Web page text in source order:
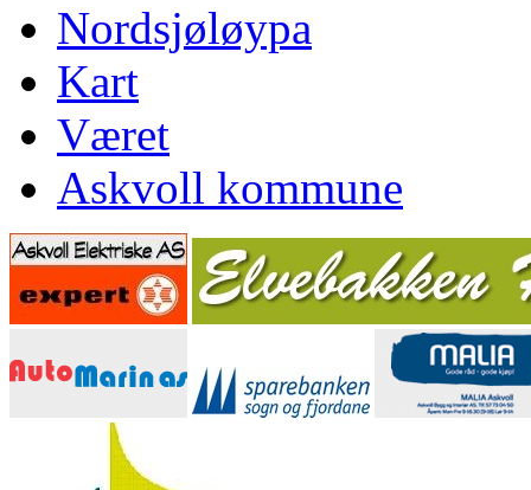
Nordsjøløypa
Kart
Været
Askvoll kommune